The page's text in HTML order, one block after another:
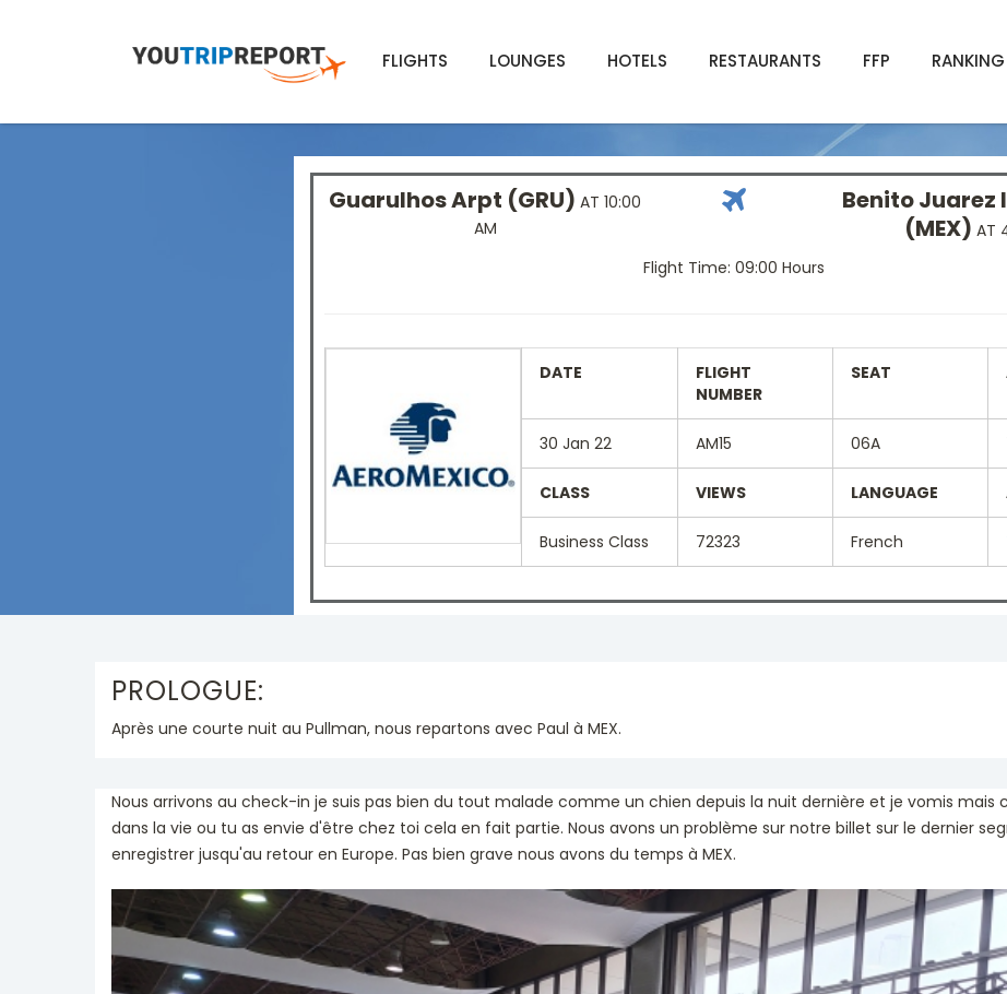
FLIGHTS LOUNGES HOTELS RESTAURANTS FFP RANKING
Guarulhos Arpt (GRU) AT 10:00
AM
Benito
(MEX) AT
Flight Time: 09:00 Hours
DATE
FLIGHT
NUMBER
SEAT
30 Jan 22 AM15 06A
CLASS VIEWS LANGUAGE
Business Class 72323 French
PROLOGUE:
Après une courte nuit au Pullman, nous repartons avec Paul à MEX.
Nous arrivons au check-in je suis pas bien du tout malade comme un chien depuis la nuit dernière et je vomis mais
dans la vie ou tu as envie d'être chez toi cela en fait partie. Nous avons un problème sur notre billet sur le dernier
enregistrer jusqu'au retour en Europe. Pas bien grave nous avons du temps à MEX.